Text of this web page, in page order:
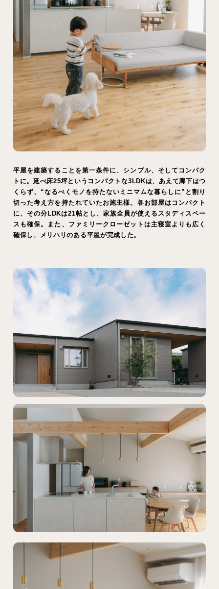
平屋を建築することを第一条件に、シンプル、そしてコンパク
トに。延べ床25坪というコンパクトな3LDKは、あえて廊下はつ
くらず、“なるべくモノを持たないミニマムな暮らしに”と割り
切った考え方を持たれていたお施主様。各お部屋はコンパクト
に、その分LDKは21帖とし、家族全員が使えるスタディスペー
スも確保。また、ファミリークローゼットは主寝室よりも広く
確保し、メリハリのある平屋が完成した。